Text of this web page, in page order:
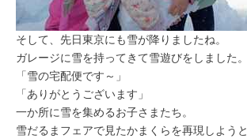
そして、先日東京にも雪が降りましたね。
ガレージに雪を持ってきて雪遊びをしました。
「雪の宅配便です～」
「ありがとうございます」
一か所に雪を集めるお子さまたち。
雪だるまフェアで見たかまくらを再現しようと